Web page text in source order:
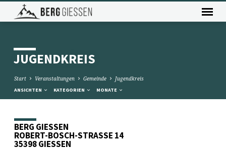
JUGENDKREIS
Start Veranstaltungen Gemeinde Jugendkreis
ANSICHTEN KATEGORIEN MONATE
BERG GIESSEN
ROBERT-BOSCH-STRASSE 14
35398 GIESSEN